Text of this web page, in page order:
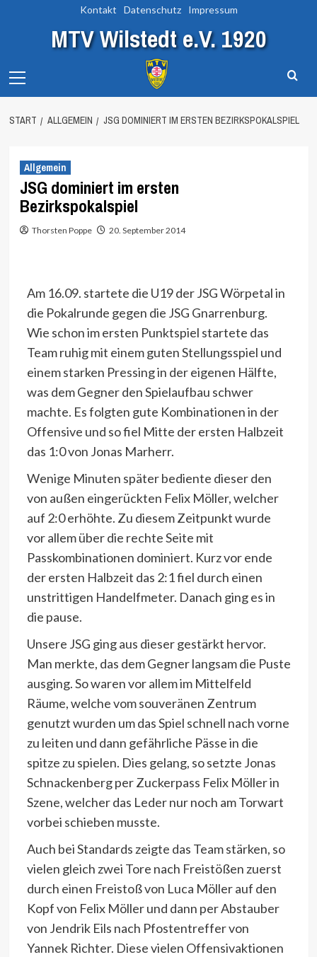
Kontakt Datenschutz Impressum
MTV Wilstedt e.V. 1920
Menu
START ALLGEMEIN JSG DOMINIERT IM ERSTEN BEZIRKSPOKALSPIEL
Allgemein
JSG dominiert im ersten
Bezirkspokalspiel
Thorsten Poppe 20. September 2014
Am 16.09. startete die U19 der JSG Wörpetal in
die Pokalrunde gegen die JSG Gnarrenburg.
Wie schon im ersten Punktspiel startete das
Team ruhig mit einem guten Stellungsspiel und
einem starken Pressing in der eigenen Hälfte,
was dem Gegner den Spielaufbau schwer
machte. Es folgten gute Kombinationen in der
Offensive und so fiel Mitte der ersten Halbzeit
das 1:0 von Jonas Marherr.
Wenige Minuten später bediente dieser den
von außen eingerückten Felix Möller, welcher
auf 2:0 erhöhte. Zu diesem Zeitpunkt wurde
vor allem über die rechte Seite mit
Passkombinationen dominiert. Kurz vor ende
der ersten Halbzeit das 2:1 fiel durch einen
unstrittigen Handelfmeter. Danach ging es in
die pause.
Unsere JSG ging aus dieser gestärkt hervor.
Man merkte, das dem Gegner langsam die Puste
ausging. So waren vor allem im Mittelfeld
Räume, welche vom souveränen Zentrum
genutzt wurden um das Spiel schnell nach vorne
zu leiten und dann gefährliche Pässe in die
spitze zu spielen. Dies gelang, so setzte Jonas
Schnackenberg per Zuckerpass Felix Möller in
Szene, welcher das Leder nur noch am Torwart
vorbei schieben musste.
Auch bei Standards zeigte das Team stärken, so
vielen gleich zwei Tore nach Freistößen zuerst
durch einen Freistoß von Luca Möller auf den
Kopf von Felix Möller und dann per Abstauber
von Jendrik Eils nach Pfostentreffer von
Yannek Richter. Diese vielen Offensivaktionen